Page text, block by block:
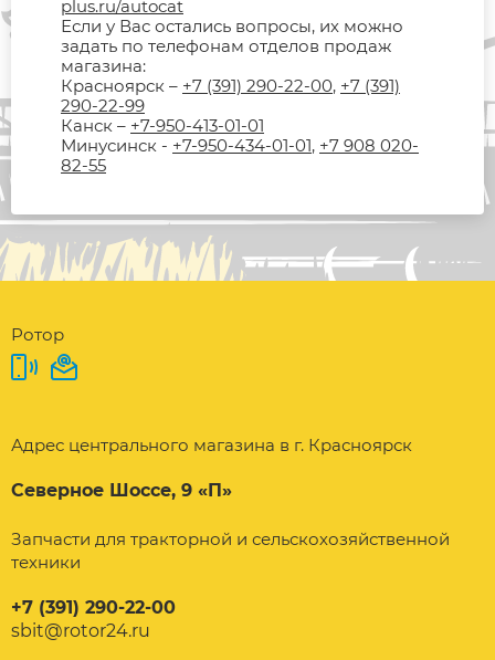
plus.ru/autocat
Если у Вас остались вопросы, их можно
задать по телефонам отделов продаж
магазина:
Красноярск – +7 (391) 290-22-00, +7 (391)
290-22-99
Канск – +7-950-413-01-01
Минусинск - +7-950-434-01-01, +7 908 020-
82-55
Ротор
Адрес центрального магазина в г. Красноярск
Северное Шоссе, 9 «П»
Запчасти для тракторной и сельскохозяйственной
техники
+7 (391) 290-22-00
sbit@rotor24.ru